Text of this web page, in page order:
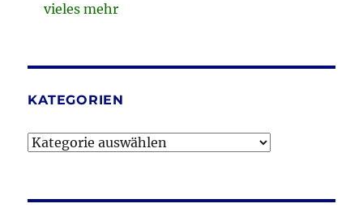
vieles mehr
KATEGORIEN
Kategorien